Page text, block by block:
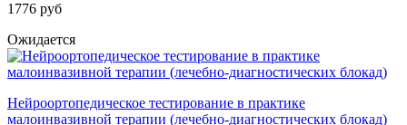
1776 руб
Ожидается
Нейроортопедическое тестирование в практике
малоинвазивной терапии (лечебно-диагностических блокад)